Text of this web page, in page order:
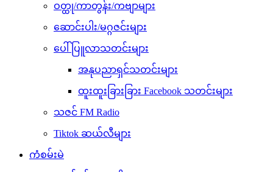
ဝတ္ထု/ကာတွန်း/ကဗျာများ
ဆောင်းပါး/မဂ္ဂဇင်းများ
ပေါ်ပြူလာသတင်းများ
အနုပညာရှင်သတင်းများ
ထူးထူးခြားခြား Facebook သတင်းများ
သဇင် FM Radio
Tiktok ဆယ်လီများ
ကံစမ်းမဲ